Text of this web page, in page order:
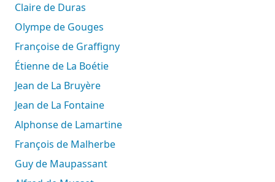
Claire de Duras
Olympe de Gouges
Françoise de Graffigny
Étienne de La Boétie
Jean de La Bruyère
Jean de La Fontaine
Alphonse de Lamartine
François de Malherbe
Guy de Maupassant